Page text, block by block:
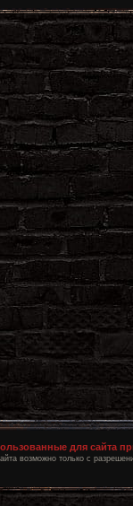
для сайта
возможно только с